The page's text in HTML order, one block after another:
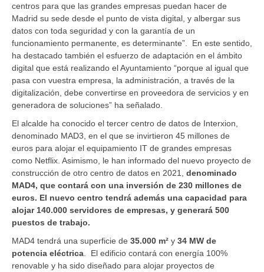
centros para que las grandes empresas puedan hacer de
Madrid su sede desde el punto de vista digital, y albergar sus
datos con toda seguridad y con la garantía de un
funcionamiento permanente, es determinante”. En este sentido,
ha destacado también el esfuerzo de adaptación en el ámbito
digital que está realizando el Ayuntamiento “porque al igual que
pasa con vuestra empresa, la administración, a través de la
digitalización, debe convertirse en proveedora de servicios y en
generadora de soluciones” ha señalado.
El alcalde ha conocido el tercer centro de datos de Interxion,
denominado MAD3, en el que se invirtieron 45 millones de
euros para alojar el equipamiento IT de grandes empresas
como Netflix. Asimismo, le han informado del nuevo proyecto de
construcción de otro centro de datos en 2021, denominado
MAD4, que contará con una inversión de 230 millones de
euros. El nuevo centro tendrá además una capacidad para
alojar 140.000 servidores de empresas, y generará 500
puestos de trabajo.
MAD4 tendrá una superficie de 35.000 m² y 34 MW de
potencia eléctrica . El edificio contará con energía 100%
renovable y ha sido diseñado para alojar proyectos de